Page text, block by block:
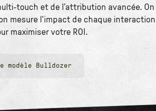
touch et de l'attribution avancée. On
mesure l'impact de chaque
maximiser votre ROI.
modèle Bulldozer